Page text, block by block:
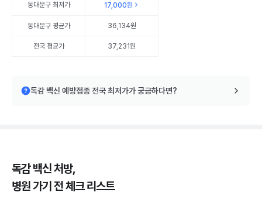
동대문구최저가 17,000원
동대문구평균가 36,134원
전국 평균가 37,231원
독감 백신 예방접종 전국 최저가가 궁금하다면?
독감 백신 처방,
병원 가기 전 체크 리스트